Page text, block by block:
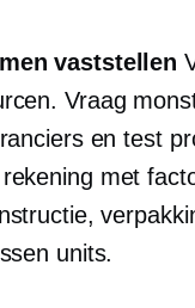
vaststellen
Vraag
en test
met
units.